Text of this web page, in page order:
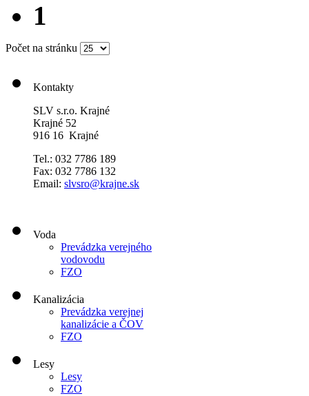
1
Počet na stránku
Kontakty
SLV s.r.o. Krajné
Krajné 52
916 16 Krajné
Tel.: 032 7786 189
Fax: 032 7786 132
Email: slvsro@krajne.sk
Voda
Prevádzka verejného
vodovodu
FZO
Kanalizácia
Prevádzka verejnej
kanalizácie a ČOV
FZO
Lesy
Lesy
FZO